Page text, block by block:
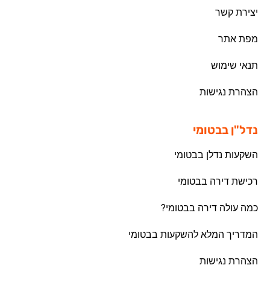
יצירת קשר
מפת אתר
תנאי שימוש
הצהרת נגישות
נדל"ן בבטומי
השקעות נדלן בבטומי
רכישת דירה בבטומי
כמה עולה דירה בבטומי?
המדריך המלא להשקעות בבטומי
הצהרת נגישות